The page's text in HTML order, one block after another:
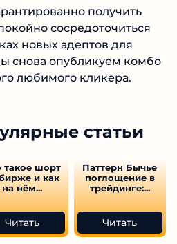
получить
сосредоточиться
новых адептов для
снова опубликуем комбо
любимого кликера.
статьи
такое шорт
и как
на нём...
Читать
Паттерн Бычье
поглощение в
трейдинге:...
Читать